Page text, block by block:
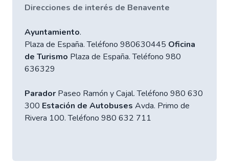
Direcciones de interés de Benavente
Ayuntamiento.
Plaza de España. Teléfono 980630445 Oficina
de Turismo Plaza de España. Teléfono 980
636329
Parador Paseo Ramón y Cajal. Teléfono 980 630
300 Estación de Autobuses Avda. Primo de
Rivera 100. Teléfono 980 632 711